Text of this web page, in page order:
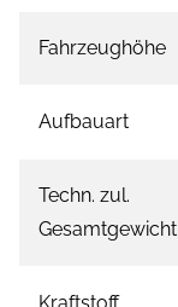
Fahrzeughöhe
Aufbauart
Techn. zul.
Gesamtgewicht